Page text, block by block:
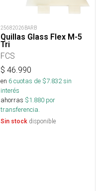
25682026BARB
Quillas Glass Flex M-5
Tri
FCS
$ 46.990
en 6cuotas de $7.832sin
interés
ahorras $1.880 por
transferencia.
Sin stock disponible